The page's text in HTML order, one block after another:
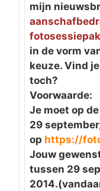
mijn
in de vorm
keuze. Vind
toch?
Voorwaarde:
Je moet op
29
op https://
Jouw
tussen 29